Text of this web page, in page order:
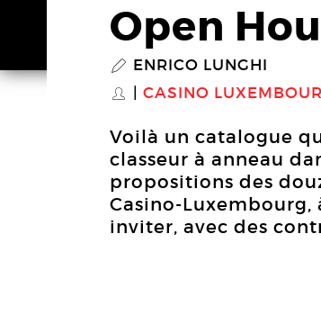
Open
P ENRICO LUNGHI
S CASINO
Voilà un catalogue
classeur à anneau
propositions des
Casino-Luxembourg,
inviter, avec des